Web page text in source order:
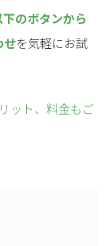
下のボタンから
せを気軽にお試
ット、料金もご